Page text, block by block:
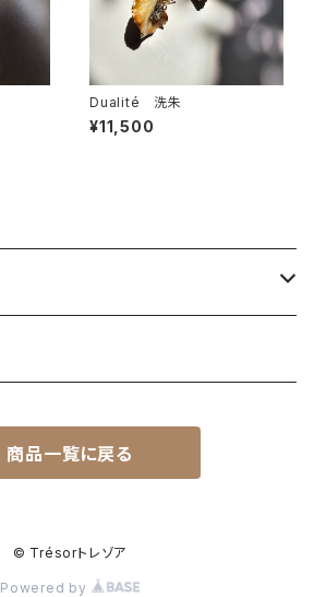
Dualité 洗朱
¥11,500
商品一覧に戻る
© Trésorトレゾア
Powered by